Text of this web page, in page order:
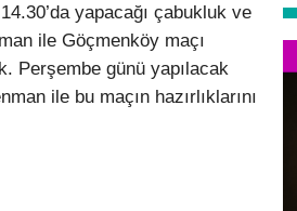
yapacağı çabukluk ve
ile Göçmenköy maçı
Perşembe günü yapılacak
ile bu maçın hazırlıklarını